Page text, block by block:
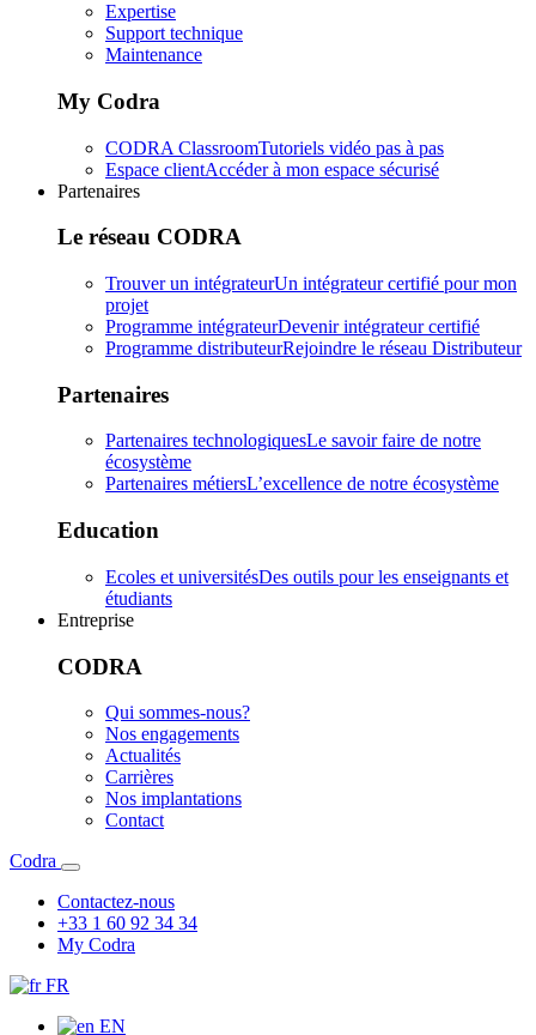
Expertise
Support technique
Maintenance
My Codra
CODRA ClassroomTutoriels vidéo pas à pas
Espace clientAccéder à mon espace sécurisé
Partenaires
Le réseau CODRA
Trouver un intégrateurUn intégrateur certifié pour mon
projet
Programme intégrateurDevenir intégrateur certifié
Programme distributeurRejoindre le réseau Distributeur
Partenaires
Partenaires technologiquesLe savoir faire de notre
écosystème
Partenaires métiersL’excellence de notre écosystème
Education
Ecoles et universitésDes outils pour les enseignants et
étudiants
Entreprise
CODRA
Qui sommes-nous?
Nos engagements
Actualités
Carrières
Nos implantations
Contact
Codra
Contactez-nous
+33 1 60 92 34 34
My Codra
FR
EN